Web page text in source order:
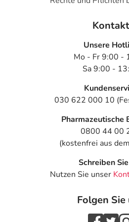
Tropfen einnehmen. Die
Rat nicht länger als 1 Woche
Verlaufsformen 1- bis 3-mal
einnehmen. Bei Besserung der
Häufigkeit der Einnahme zu
So erreichen Sie die
Machen Sie Entspannungs- und
Yoga und halten Sie sich an einen
Schlafrhythmus, um die
36 Vol.-% Alkohol
Bitte verwenden Sie dieses
Kontakt
Unsere
Mo - Fr 9:00 -
Sa 9:00 -
030 622 000 10
Pharmazeutische
0800 44 00
(kostenfrei aus
Schreiben
Nutzen Sie unser
Folgen Sie